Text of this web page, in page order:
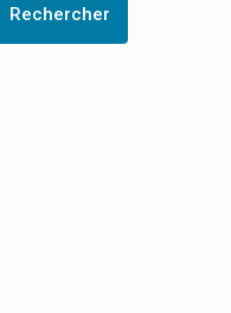
Rechercher